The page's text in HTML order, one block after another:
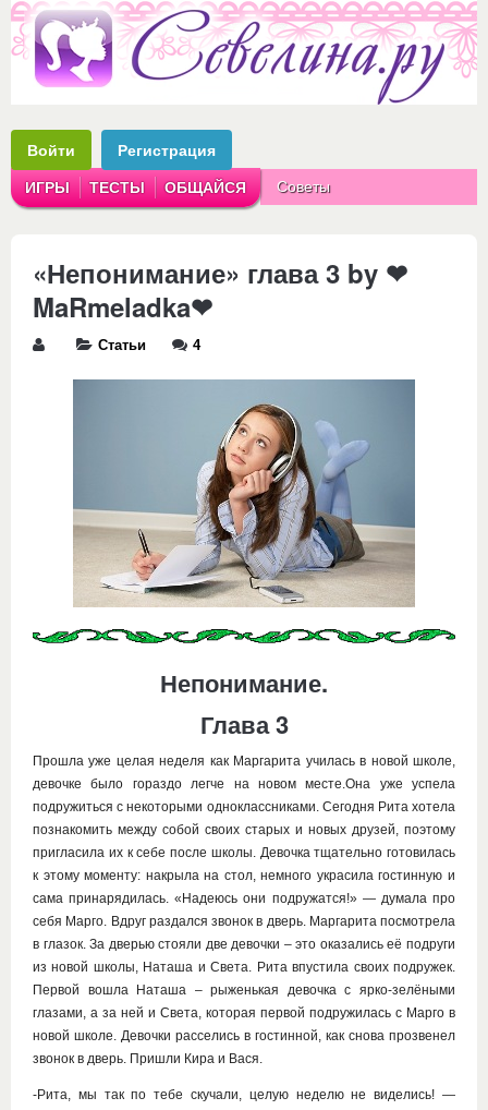
Войти Регистрация
ИГРЫ ТЕСТЫ ОБЩАЙСЯ Советы
«Непонимание» глава 3 by ❤
MaRmeladka❤
Статьи 4
Непонимание.
Глава 3
Прошла уже целая неделя как Маргарита училась в новой школе,
девочке было гораздо легче на новом месте.Она уже успела
подружиться с некоторыми одноклассниками. Сегодня Рита хотела
познакомить между собой своих старых и новых друзей, поэтому
пригласила их к себе после школы. Девочка тщательно готовилась
к этому моменту: накрыла на стол, немного украсила гостинную и
сама принарядилась. «Надеюсь они подружатся!» — думала про
себя Марго. Вдруг раздался звонок в дверь. Маргарита посмотрела
в глазок. За дверью стояли две девочки – это оказались её подруги
из новой школы, Наташа и Света. Рита впустила своих подружек.
Первой вошла Наташа – рыженькая девочка с ярко-зелёными
глазами, а за ней и Света, которая первой подружилась с Марго в
новой школе. Девочки расселись в гостинной, как снова прозвенел
звонок в дверь. Пришли Кира и Вася.
-Рита, мы так по тебе скучали, целую неделю не виделись! —